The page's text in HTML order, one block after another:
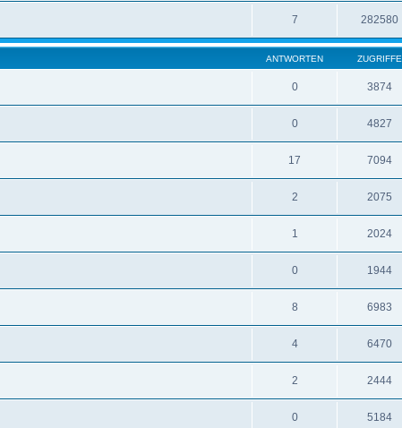
7 282580
ANTWORTEN ZUGRIFFE
0 3874
0 4827
17 7094
2 2075
1 2024
0 1944
8 6983
4 6470
2 2444
0 5184